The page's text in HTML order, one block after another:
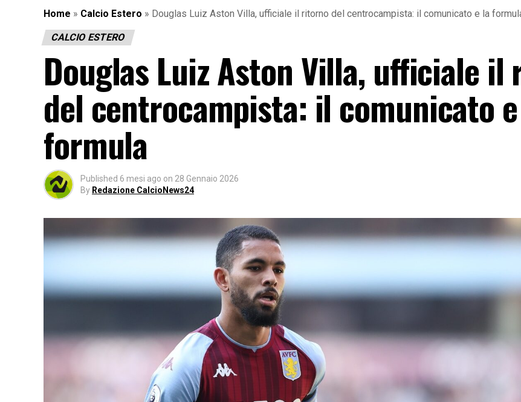
Home » Calcio Estero » Douglas Luiz Aston Villa, ufficiale il ritorno del centrocampista: il comunicato e la
CALCIO ESTERO
Douglas Luiz Aston Villa, ufficiale
del centrocampista: il comunicato
formula
Published 6 mesi ago on 28 Gennaio 2026
By Redazione CalcioNews24